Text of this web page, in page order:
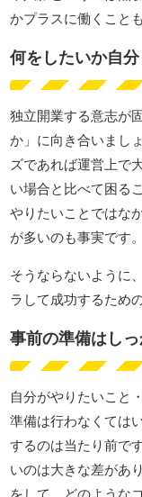
かプラスに働くこと
何をしたいか自分
独立開業する意志が
か」に向き合いまし
ズであれば運営上で
い場合と比べて困る
やりたいことではな
が多いのも事実です。
そうならないように
ラして成功するため
事前の準備はしっ
自分がやりたいこと
準備は行わなくては
するのは当たり前で
いのは大きな差があ
をして、どのような